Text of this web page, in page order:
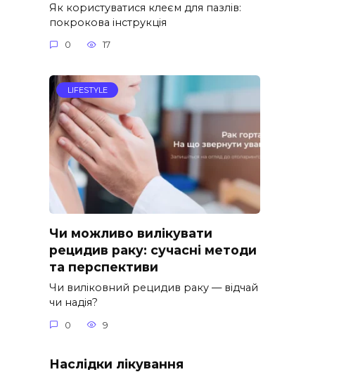
Як користуватися клеєм для пазлів:
покрокова інструкція
0 17
LIFESTYLE
Чи можливо вилікувати
рецидив раку: сучасні методи
та перспективи
Чи виліковний рецидив раку — відчай
чи надія?
0 9
Наслідки лікування